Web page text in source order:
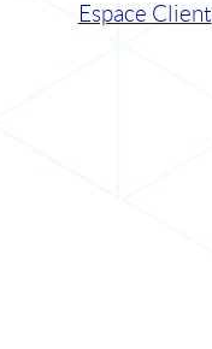
Espace Client